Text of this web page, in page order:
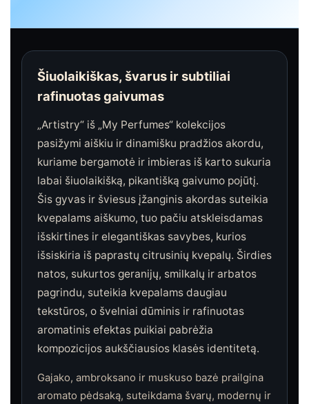
Šiuolaikiškas, švarus ir subtiliai
rafinuotas gaivumas
„Artistry“ iš „My Perfumes“ kolekcijos
pasižymi aiškiu ir dinamišku pradžios akordu,
kuriame bergamotė ir imbieras iš karto sukuria
labai šiuolaikišką, pikantišką gaivumo pojūtį.
Šis gyvas ir šviesus įžanginis akordas suteikia
kvepalams aiškumo, tuo pačiu atskleisdamas
išskirtines ir elegantiškas savybes, kurios
išsiskiria iš paprastų citrusinių kvepalų. Širdies
natos, sukurtos geranijų, smilkalų ir arbatos
pagrindu, suteikia kvepalams daugiau
tekstūros, o švelniai dūminis ir rafinuotas
aromatinis efektas puikiai pabrėžia
kompozicijos aukščiausios klasės identitetą.
Gajako, ambroksano ir muskuso bazė prailgina
aromato pėdsaką, suteikdama švarų, modernų ir